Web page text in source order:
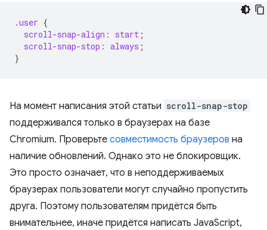
.user {
scroll-snap-align:
start ;
scroll-snap-stop: always ;
}
На момент написания этой статьи scroll-snap-stop
поддерживался только в браузерах на базе
Chromium. Проверьте совместимость браузеров на
наличие обновлений. Однако это не блокировщик.
Это просто означает, что в неподдерживаемых
браузерах пользователи могут случайно пропустить
друга. Поэтому пользователям придётся быть
внимательнее, иначе придётся написать JavaScript,